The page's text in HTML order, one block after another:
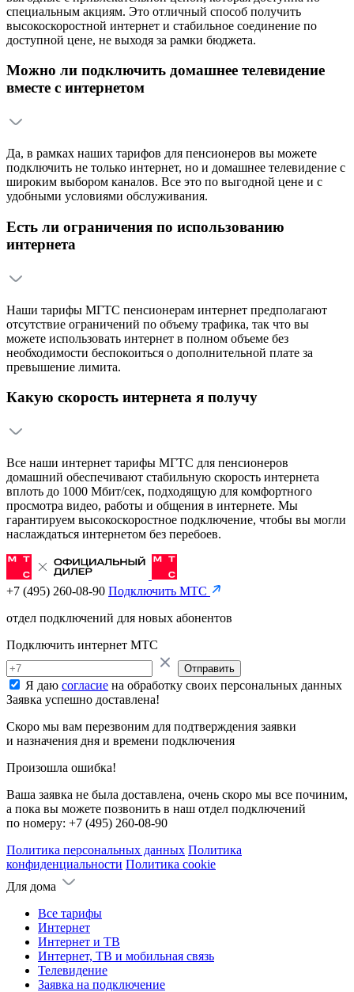
специальным акциям. Это отличный способ получить
высокоскоростной интернет и стабильное соединение по
доступной цене, не выходя за рамки бюджета.
Можно ли подключить домашнее телевидение
вместе с интернетом
Да, в рамках наших тарифов для пенсионеров вы можете
подключить не только интернет, но и домашнее телевидение с
широким выбором каналов. Все это по выгодной цене и с
удобными условиями обслуживания.
Есть ли ограничения по использованию
интернета
Наши тарифы МГТС пенсионерам интернет предполагают
отсутствие ограничений по объему трафика, так что вы
можете использовать интернет в полном объеме без
необходимости беспокоиться о дополнительной плате за
превышение лимита.
Какую скорость интернета я получу
Все наши интернет тарифы МГТС для пенсионеров
домашний обеспечивают стабильную скорость интернета
вплоть до 1000 Мбит/сек, подходящую для комфортного
просмотра видео, работы и общения в интернете. Мы
гарантируем высокоскоростное подключение, чтобы вы могли
наслаждаться интернетом без перебоев.
+7 (495) 260-08-90 Подключить МТС
отдел подключений для новых абонентов
Подключить интернет МТС
Отправить
Я даю согласие на обработку своих персональных данных
Заявка успешно доставлена!
Скоро мы вам перезвоним для подтверждения заявки
и назначения дня и времени подключения
Произошла ошибка!
Ваша заявка не была доставлена, очень скоро мы все починим,
а пока вы можете позвонить в наш отдел подключений
по номеру: +7 (495) 260-08-90
Политика персональных данных Политика
конфиденциальности Политика cookie
Для дома
Все тарифы
Интернет
Интернет и ТВ
Интернет, ТВ и мобильная связь
Телевидение
Заявка на подключение